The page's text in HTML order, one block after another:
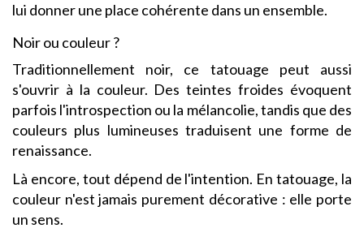
lui donner une place cohérente dans un ensemble.
Noir ou couleur ?
Traditionnellement noir, ce tatouage peut aussi
s'ouvrir à la couleur. Des teintes froides évoquent
parfois l'introspection ou la mélancolie, tandis que des
couleurs plus lumineuses traduisent une forme de
renaissance.
Là encore, tout dépend de l'intention. En tatouage, la
couleur n'est jamais purement décorative : elle porte
un sens.